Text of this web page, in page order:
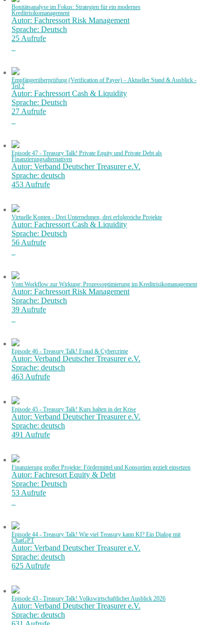
Bonitätsanalyse im Fokus: Strategien für ein modernes
Kreditrisikomanagement
Autor: Fachressort Risk Management
Sprache: Deutsch
25 Aufrufe
Empfängerüberprüfung (Verification of Payee) – Aktueller Stand & Ausblick -
Teil 2
Autor: Fachressort Cash & Liquidity
Sprache: Deutsch
27 Aufrufe
Episode 47 - Treasury Talk! Private Equity und Private Debt als
Finanzierungsalternativen
Autor: Verband Deutscher Treasurer e.V.
Sprache: deutsch
453 Aufrufe
Virtuelle Konten - Drei Unternehmen, drei erfolgreiche Projekte
Autor: Fachressort Cash & Liquidity
Sprache: Deutsch
56 Aufrufe
Vom Workflow zur Wirkung: Prozessoptimierung im Kreditrisikomanagement
Autor: Fachressort Risk Management
Sprache: Deutsch
39 Aufrufe
Episode 46 - Treasury Talk! Fraud & Cybercrime
Autor: Verband Deutscher Treasurer e.V.
Sprache: deutsch
463 Aufrufe
Episode 45 - Treasury Talk! Kurs halten in der Krise
Autor: Verband Deutscher Treasurer e.V.
Sprache: deutsch
491 Aufrufe
Finanzierung großer Projekte: Fördermittel und Konsortien gezielt einsetzen
Autor: Fachresort Equity & Debt
Sprache: Deutsch
53 Aufrufe
Episode 44 - Treasury Talk! Wie viel Treasury kann KI? Ein Dialog mit
ChatGPT
Autor: Verband Deutscher Treasurer e.V.
Sprache: deutsch
625 Aufrufe
Episode 43 - Treasury Talk! Volkswirtschaftlicher Ausblick 2026
Autor: Verband Deutscher Treasurer e.V.
Sprache: deutsch